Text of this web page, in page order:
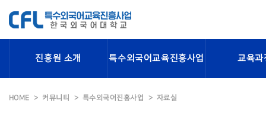
진흥원 소개 특수외국어교육진흥사업 교육과
HOME 커뮤니티 특수외국어진흥사업 자료실